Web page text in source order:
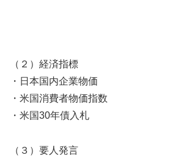
（２）経済指標
・日本国内企業物価
・米国消費者物価指数
・米国30年債入札
（３）要人発言